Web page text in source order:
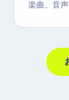
楽曲、音